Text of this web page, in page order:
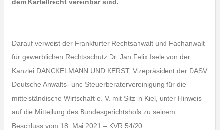
dem Kartellrecht vereinbar sind.
Darauf verweist der Frankfurter Rechtsanwalt und Fachanwalt
für gewerblichen Rechtsschutz Dr. Jan Felix Isele von der
Kanzlei DANCKELMANN UND KERST, Vizepräsident der DASV
Deutsche Anwalts- und Steuerberatervereinigung für die
mittelständische Wirtschaft e. V. mit Sitz in Kiel, unter Hinweis
auf die Mitteilung des Bundesgerichtshofs zu seinem
Beschluss vom 18. Mai 2021 – KVR 54/20.